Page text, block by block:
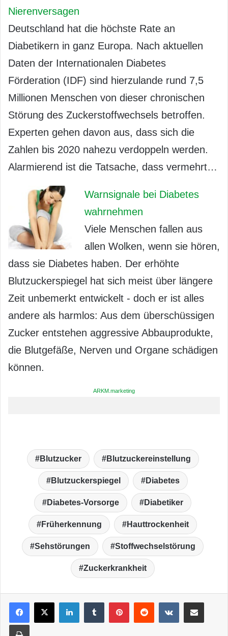
Nierenversagen
Deutschland hat die höchste Rate an
Diabetikern in ganz Europa. Nach aktuellen
Daten der Internationalen Diabetes
Förderation (IDF) sind hierzulande rund 7,5
Millionen Menschen von dieser chronischen
Störung des Zuckerstoffwechsels betroffen.
Experten gehen davon aus, dass sich die
Zahlen bis 2020 nahezu verdoppeln werden.
Alarmierend ist die Tatsache, dass vermehrt…
Warnsignale bei Diabetes
wahrnehmen
Viele Menschen fallen aus
allen Wolken, wenn sie hören,
dass sie Diabetes haben. Der erhöhte
Blutzuckerspiegel hat sich meist über längere
Zeit unbemerkt entwickelt - doch er ist alles
andere als harmlos: Aus dem überschüssigen
Zucker entstehen aggressive Abbauprodukte,
die Blutgefäße, Nerven und Organe schädigen
können.
ARKM.marketing
Blutzucker Blutzuckereinstellung
Blutzuckerspiegel Diabetes
Diabetes-Vorsorge Diabetiker
Früherkennung Hauttrockenheit
Sehstörungen Stoffwechselstörung
Zuckerkrankheit
LinkedIn VKontakte
Drucken